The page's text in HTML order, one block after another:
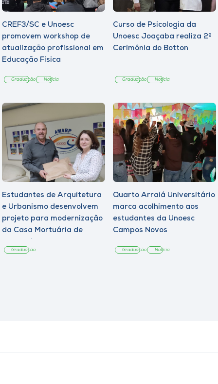
CREF3/SC e Unoesc
promovem workshop de
atualização profissional em
Educação Física
Graduação Notícia
Curso de Psicologia da
Unoesc Joaçaba realiza 2ª
Cerimônia do Botton
Graduação Notícia
Estudantes de Arquitetura
e Urbanismo desenvolvem
projeto para modernização
da Casa Mortuária de
Graduação
Quarto Arraiá Universitário
marca acolhimento aos
estudantes da Unoesc
Campos Novos
Graduação Notícia